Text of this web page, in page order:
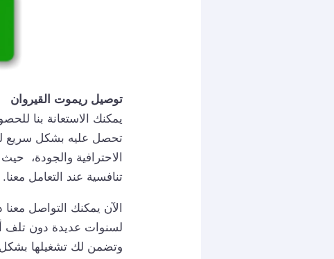
توصيل ريموت القيروان
يمكنك الاستعانة بنا
تحصل عليه بشكل سريع
الاحترافية والجودة،
تنافسية عند التعامل معنا.
الآن يمكنك التواصل
لسنوات عديدة دون تلف
وتضمن لك تشغيلها